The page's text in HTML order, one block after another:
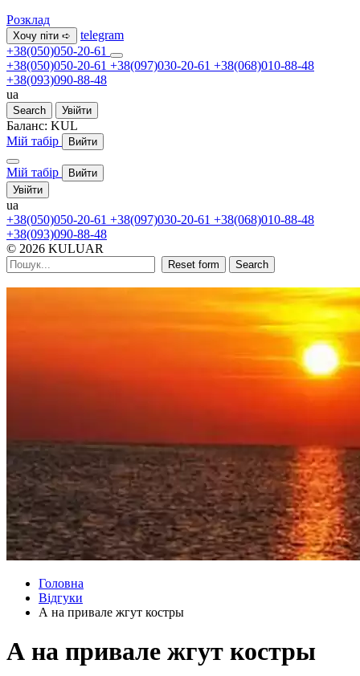
Розклад
Хочу піти ➪
telegram
+38(050)050-20-61
+38(050)050-20-61 +38(097)030-20-61 +38(068)010-88-48
+38(093)090-88-48
ua
Search Увійти
Баланс: KUL
Мій табір
Вийти
Мій табір
Вийти
Увійти
ua
+38(050)050-20-61 +38(097)030-20-61 +38(068)010-88-48
+38(093)090-88-48
© 2026 KULUAR
Reset form Search
Головна
Відгуки
А на привале жгут костры
А на привале жгут костры